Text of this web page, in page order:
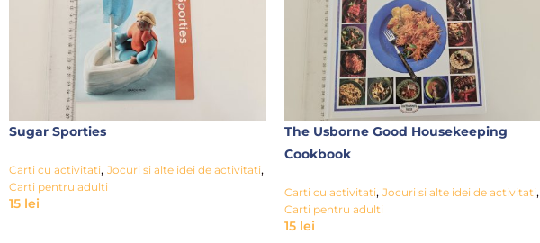
Sugar Sporties
Carti cu activitati, Jocuri si alte idei de activitati,
Carti pentru adulti
15 lei
The Usborne Good Housekeeping
Cookbook
Carti cu activitati, Jocuri si alte idei de activitati,
Carti pentru adulti
15 lei